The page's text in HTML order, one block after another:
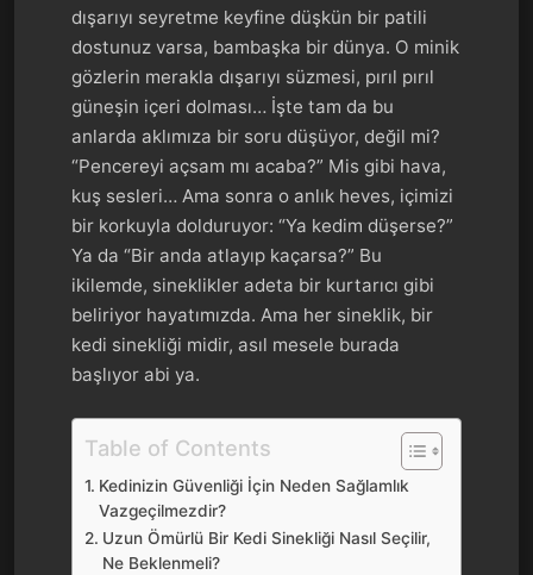
dışarıyı seyretme keyfine düşkün bir patili
dostunuz varsa, bambaşka bir dünya. O minik
gözlerin merakla dışarıyı süzmesi, pırıl pırıl
güneşin içeri dolması… İşte tam da bu
anlarda aklımıza bir soru düşüyor, değil mi?
“Pencereyi açsam mı acaba?” Mis gibi hava,
kuş sesleri… Ama sonra o anlık heves, içimizi
bir korkuyla dolduruyor: “Ya kedim düşerse?”
Ya da “Bir anda atlayıp kaçarsa?” Bu
ikilemde, sineklikler adeta bir kurtarıcı gibi
beliriyor hayatımızda. Ama her sineklik, bir
kedi sinekliği midir, asıl mesele burada
başlıyor abi ya.
Table of Contents
Kedinizin Güvenliği İçin Neden Sağlamlık
Vazgeçilmezdir?
Uzun Ömürlü Bir Kedi Sinekliği Nasıl Seçilir,
Ne Beklenmeli?